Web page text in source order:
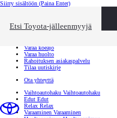
Siirry sisältöön (Paina Enter)
Etsi Toyota-jälleenmyyjä
Toyota palvelee Sulje
Varaa koeajo
Varaa huolto
Rahoituksen asiakaspalvelu
Tilaa uutiskirje
Ota yhteyttä
Vaihtoautohaku Vaihtoautohaku
Edut Edut
Relax Relax
Varaaminen Varaaminen